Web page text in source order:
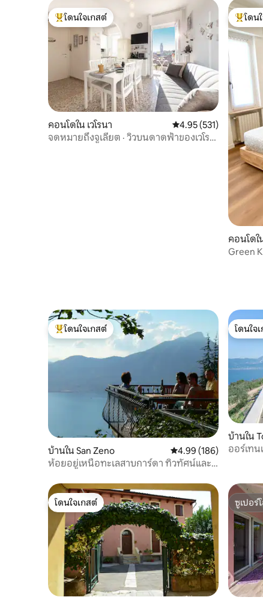
โดนใจเกสต์ที่สุด
โดนใจเกสต์
คอนโดใน เวโรนา คะแนนเฉลี่ย 4.95 จาก
4.95 (531)
จดหมายถึงจูเลียต · วิวบนดาดฟ้าของเวโร
โดนใจ
โดน
คอนโดใ
Green
โดนใจเกสต์ที่สุด
โดนใจเกสต์
บ้านใน San Zeno คะแนนเฉลี่ย 4.99 จาก
4.99 (186)
ห้อยอยู่เหนือทะเลสาบการ์ดา ทิวทัศน์และ
โดนใจ
โดนใจ
บ้านใน
ออร์เท
โดนใจเกสต์
โดนใจเกสต์
ซูเปอร์
ซูเปอร์